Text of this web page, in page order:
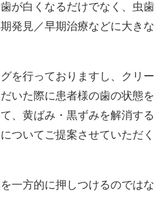
が白くなるだけでなく、虫歯
発見／早期治療などに大きな
を行っておりますし、クリー
いた際に患者様の歯の状態を
、黄ばみ・黒ずみを解消する
ついてご提案させていただく
一方的に押しつけるのではな